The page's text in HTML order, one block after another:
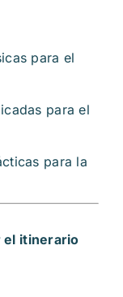
para el
para el
para la
el itinerario